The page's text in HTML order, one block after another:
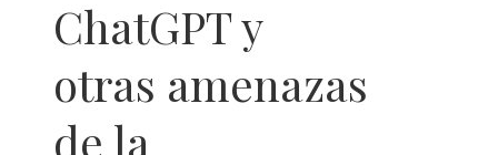
ChatGPT y
otras amenazas
de la